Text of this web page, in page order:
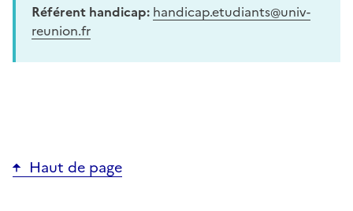
Référent handicap: handicap.etudiants@univ-
reunion.fr
Haut de page